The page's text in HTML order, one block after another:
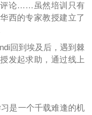
评论……虽然培训只有
西的专家教授建立了
回到埃及后，遇到棘
发起求助，通过线上
是一个千载难逢的机